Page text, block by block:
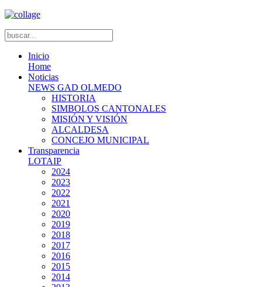
Inicio
Home
Noticias
NEWS GAD OLMEDO
HISTORIA
SIMBOLOS CANTONALES
MISIÓN Y VISIÓN
ALCALDESA
CONCEJO MUNICIPAL
Transparencia
LOTAIP
2024
2023
2022
2021
2020
2019
2018
2017
2016
2015
2014